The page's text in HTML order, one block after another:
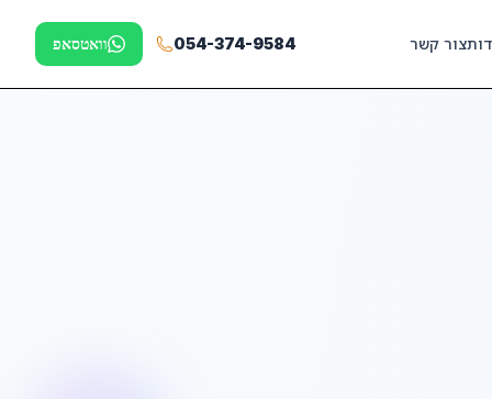
צור קשר 054-374-9584 וואטסאפ